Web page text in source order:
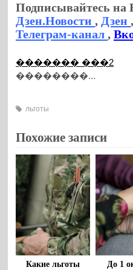
Подписывайтесь
Дзен.Новости, Дзен,
Телеграм-канал,
������� ���2
��������...
льготы
Похожие записи
Какие льготы
До 1